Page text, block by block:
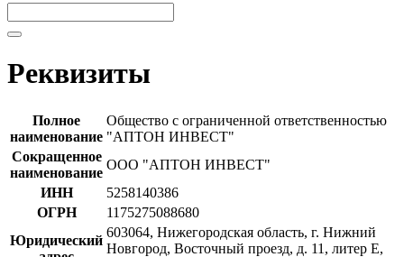
Реквизиты
Полное
наименование
Общество с ограниченной ответственностью
"АПТОН ИНВЕСТ"
Сокращенное
наименование
ООО "АПТОН ИНВЕСТ"
ИНН
5258140386
ОГРН
1175275088680
Юридический
603064, Нижегородская область, г. Нижний
Новгород, Восточный проезд, д. 11, литер Е,